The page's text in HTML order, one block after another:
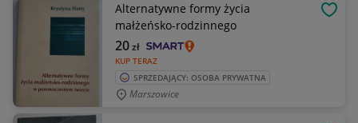
Alternatywne formy życia
małżeńsko-rodzinnego
KUP TERAZ
20zł
SPRZEDAJĄCY: OSOBA PRYWATNA
Marszowice